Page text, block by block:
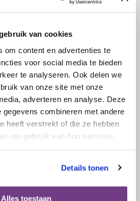
van cookies
om content en advertenties te
voor social media te bieden
te analyseren. Ook delen we
van onze site met onze
adverteren en analyse. Deze
gegevens combineren met andere
heeft verstrekt of die ze hebben
uw gebruik van hun services.
Details tonen
Alles toestaan
op thuisarts.nl